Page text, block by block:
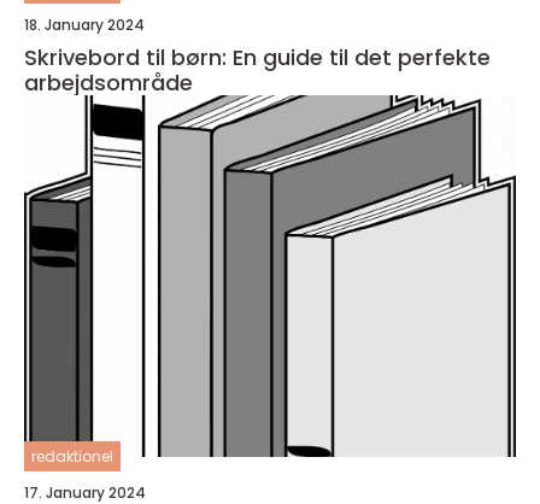
18. January 2024
Skrivebord til børn: En guide til det perfekte
arbejdsområde
redaktionel
17. January 2024